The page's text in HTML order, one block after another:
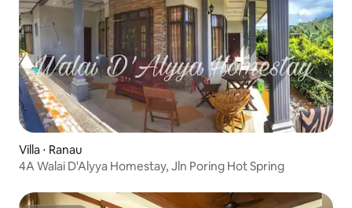
Villa ⋅ Ranau
4A Walai D'Alyya Homestay, Jln Poring Hot Spring